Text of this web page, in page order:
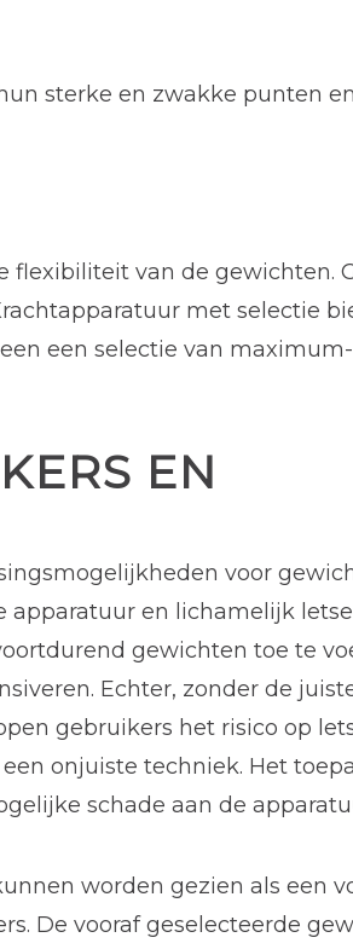
sterke en zwakke punten
flexibiliteit van de gewichten.
met selectie
een selectie van
EN
voor
en lichamelijk
gewichten toe te
Echter, zonder de
gebruikers het risico op
onjuiste techniek. Het
schade aan de
worden gezien als een
De vooraf geselecteerde